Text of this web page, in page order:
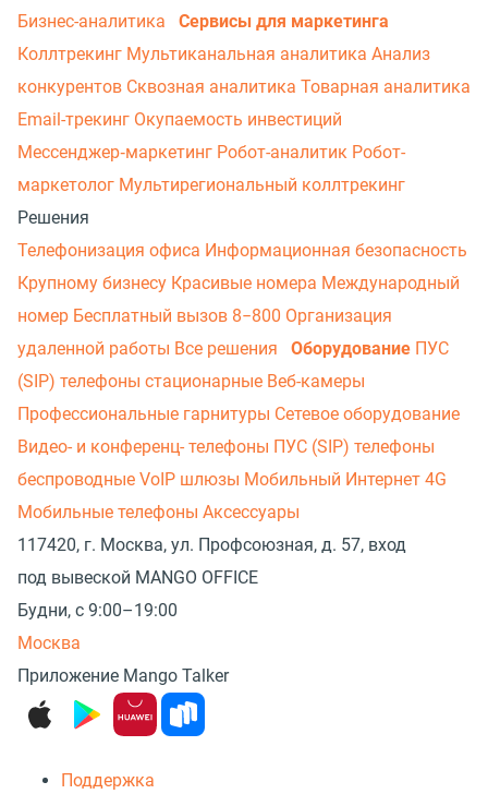
Бизнес-аналитика
Сервисы для маркетинга
Коллтрекинг Мультиканальная аналитика Анализ
конкурентов Сквозная аналитика Товарная аналитика
Email-трекинг Окупаемость инвестиций
Мессенджер‑маркетинг Робот-аналитик Робот-
маркетолог Мультирегиональный коллтрекинг
Решения
Телефонизация офиса Информационная безопасность
Крупному бизнесу Красивые номера Международный
номер Бесплатный вызов 8−800 Организация
удаленной работы Все решения Оборудование ПУС
(SIP) телефоны стационарные Веб-камеры
Профессиональные гарнитуры Сетевое оборудование
Видео- и конференц- телефоны ПУС (SIP) телефоны
беспроводные VoIP шлюзы Мобильный Интернет 4G
Мобильные телефоны Аксессуары
117420, г. Москва, ул. Профсоюзная, д. 57, вход
под вывеской MANGO OFFICE
Будни, с 9:00–19:00
Москва
Приложение Mango Talker
Поддержка